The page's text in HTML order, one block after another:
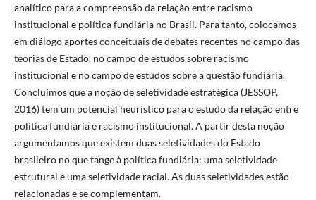
analítico para a compreensão da relação entre racismo
institucional e política fundiária no Brasil. Para tanto, colocamos
em diálogo aportes conceituais de debates recentes no campo das
teorias de Estado, no campo de estudos sobre racismo
institucional e no campo de estudos sobre a questão fundiária.
Concluímos que a noção de seletividade estratégica (JESSOP,
2016) tem um potencial heurístico para o estudo da relação entre
política fundiária e racismo institucional. A partir desta noção
argumentamos que existem duas seletividades do Estado
brasileiro no que tange à política fundiária: uma seletividade
estrutural e uma seletividade racial. As duas seletividades estão
relacionadas e se complementam.